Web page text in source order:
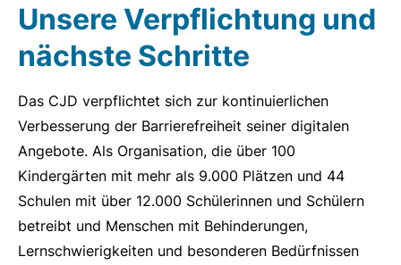
Unsere Verpflichtung und
nächste Schritte
Das CJD verpflichtet sich zur kontinuierlichen
Verbesserung der Barrierefreiheit seiner digitalen
Angebote. Als Organisation, die über 100
Kindergärten mit mehr als 9.000 Plätzen und 44
Schulen mit über 12.000 Schülerinnen und Schülern
betreibt und Menschen mit Behinderungen,
Lernschwierigkeiten und besonderen Bedürfnissen